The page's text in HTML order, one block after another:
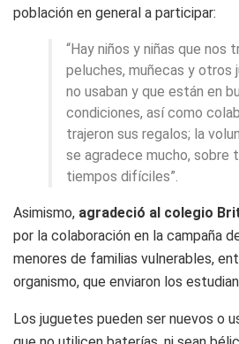
población en general a participar:
“Hay niños y niñas que nos
peluches, muñecas y otros
no usaban y que están en
condiciones, así como
trajeron sus regalos; la
se agradece mucho, sobre
tiempos difíciles”.
Asimismo, agradeció al colegio
por la colaboración en la campaña
menores de familias vulnerables,
organismo, que enviaron los
Los juguetes pueden ser nuevos o